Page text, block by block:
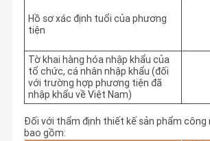
Hồ sơ xác định tuổi của phương
tiện
Tờ khai hàng hóa nhập khẩu của
tổ chức, cá nhân nhập khẩu (đối
với trường hợp phương tiện đã
nhập khẩu về Việt Nam)
Đối với thẩm định thiết kế sản phẩm công
bao gồm: